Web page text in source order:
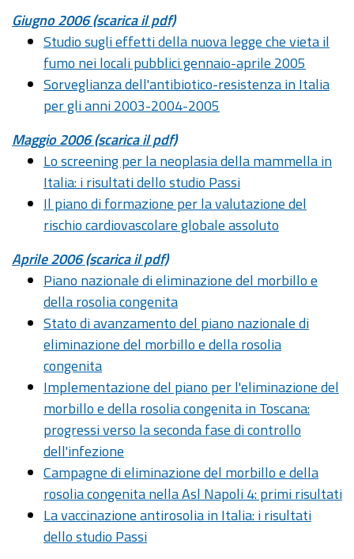
Giugno 2006 (scarica il pdf)
Studio sugli effetti della nuova legge che vieta il
fumo nei locali pubblici gennaio-aprile 2005
Sorveglianza dell'antibiotico-resistenza in Italia
per gli anni 2003-2004-2005
Maggio 2006 (scarica il pdf)
Lo screening per la neoplasia della mammella in
Italia: i risultati dello studio Passi
Il piano di formazione per la valutazione del
rischio cardiovascolare globale assoluto
Aprile 2006 (scarica il pdf)
Piano nazionale di eliminazione del morbillo e
della rosolia congenita
Stato di avanzamento del piano nazionale di
eliminazione del morbillo e della rosolia
congenita
Implementazione del piano per l'eliminazione del
morbillo e della rosolia congenita in Toscana:
progressi verso la seconda fase di controllo
dell'infezione
Campagne di eliminazione del morbillo e della
rosolia congenita nella Asl Napoli 4: primi risultati
La vaccinazione antirosolia in Italia: i risultati
dello studio Passi